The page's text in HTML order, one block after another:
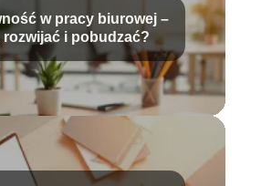
w pracy biurowej –
rozwijać i pobudzać?